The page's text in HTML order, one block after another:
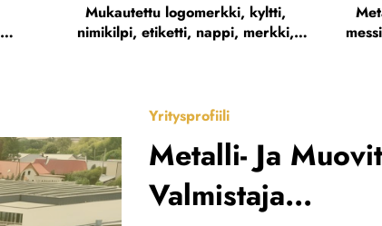
Mukautettu logomerkki, kyltti,
nimikilpi, etiketti, nappi, merkki,
Yritysprofiili
Metalli- Ja
Valmistaja...